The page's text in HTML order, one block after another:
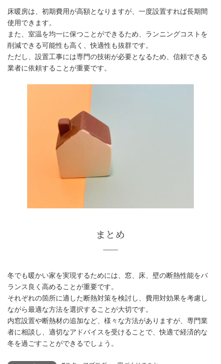
断熱材の種類と施工方法で費用が変わる
トも
床暖房は、初期費用が高額となりますが、一度設置すれば長期間
使用できます。
また、室温を均一に保つことができるため、ランニングコストを
削減できる可能性も高く、快適性も抜群です。
ただし、設置工事には専門の技術が必要となるため、信頼できる
業者に依頼することが重要です。
冬でも暖かい家を実現するためには、窓、床、壁の断熱性能をバ
ランス良く高めることが重要です。
それぞれの箇所に適した断熱対策を検討し、費用対効果を考慮し
ながら最適な方法を選択することが大切です。
内窓設置や断熱材の追加など、様々な方法がありますが、専門業
者に相談し、適切なアドバイスを受けることで、快適で経済的な
冬を過ごすことができるでしょう。